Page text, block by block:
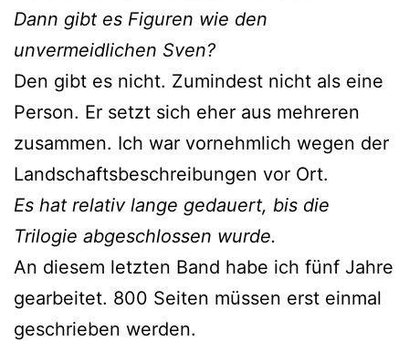
Dann gibt es Figuren wie den
unvermeidlichen Sven?
Den gibt es nicht. Zumindest nicht als eine
Person. Er setzt sich eher aus mehreren
zusammen. Ich war vornehmlich wegen der
Landschaftsbeschreibungen vor Ort.
Es hat relativ lange gedauert, bis die
Trilogie abgeschlossen wurde.
An diesem letzten Band habe ich fünf Jahre
gearbeitet. 800 Seiten müssen erst einmal
geschrieben werden.